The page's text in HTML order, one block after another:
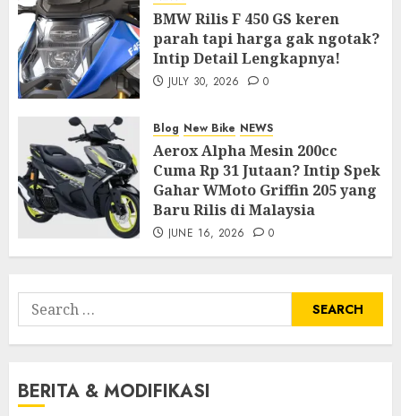
BMW Rilis F 450 GS keren
parah tapi harga gak ngotak?
Intip Detail Lengkapnya!
JULY 30, 2026 0
Blog New Bike NEWS
Aerox Alpha Mesin 200cc
Cuma Rp 31 Jutaan? Intip Spek
Gahar WMoto Griffin 205 yang
Baru Rilis di Malaysia
JUNE 16, 2026 0
Search
for:
BERITA & MODIFIKASI